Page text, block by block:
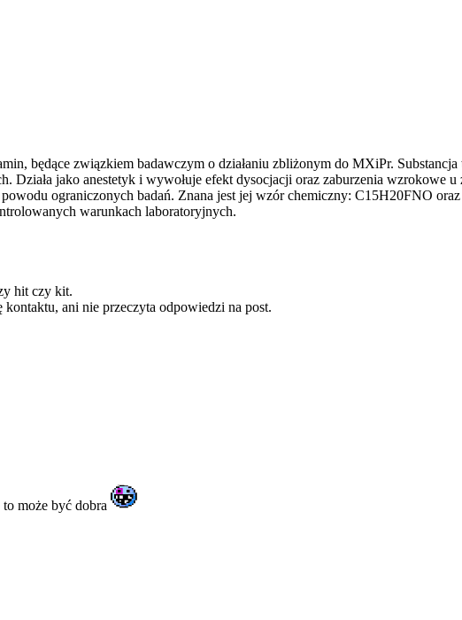
będące związkiem badawczym o działaniu zbliżonym do MXiPr. Substancja
jako anestetyk i wywołuje efekt dysocjacji oraz zaburzenia wzrokowe
ograniczonych badań. Znana jest jej wzór chemiczny: C15H20FNO
warunkach laboratoryjnych.
hit czy kit.
ani nie przeczyta odpowiedzi na post.
może być dobra